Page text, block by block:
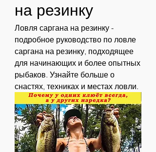
на резинку
Ловля саргана на резинку -
подробное руководство по ловле
саргана на резинку, подходящее
для начинающих и более опытных
рыбаков. Узнайте больше о
снастях, техниках и местах ловли.